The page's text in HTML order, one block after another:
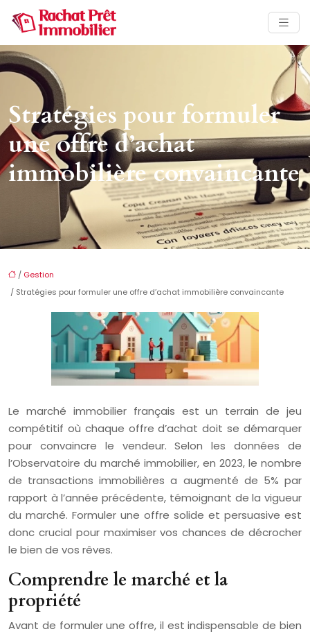
Stratégies pour formuler
une offre d’achat
immobilière convaincante
/ Gestion
/ Stratégies pour formuler une offre d’achat immobilière convaincante
Le marché immobilier français est un terrain de jeu
compétitif où chaque offre d’achat doit se démarquer
pour convaincre le vendeur. Selon les données de
l’Observatoire du marché immobilier, en 2023, le nombre
de transactions immobilières a augmenté de 5% par
rapport à l’année précédente, témoignant de la vigueur
du marché. Formuler une offre solide et persuasive est
donc crucial pour maximiser vos chances de décrocher
le bien de vos rêves.
Comprendre le marché et la
propriété
Avant de formuler une offre, il est indispensable de bien